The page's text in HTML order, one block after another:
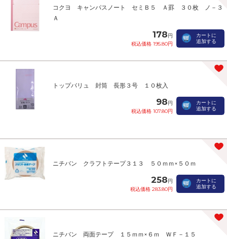
コクヨ キャンパスノート セミＢ５ Ａ罫 ３０枚 ノ－３
Ａ
178円
税込価格 195.80円
カートに
追加する
トップバリュ 封筒 長形３号 １０枚入
98円
税込価格 107.80円
カートに
追加する
ニチバン クラフトテープ３１３ ５０ｍｍ×５０ｍ
258円
税込価格 283.80円
カートに
追加する
ニチバン 両面テープ １５ｍｍ×６ｍ ＷＦ－１５